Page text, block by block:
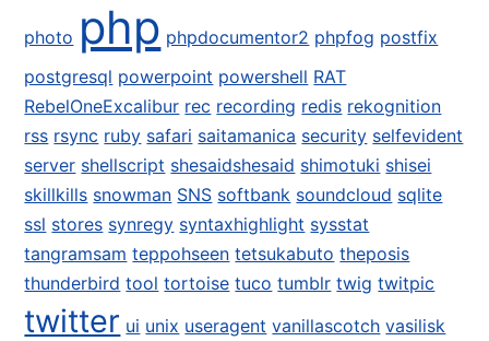
photo php phpdocumentor2 phpfog postfix
postgresql powerpoint powershell RAT
RebelOneExcalibur rec recording redis rekognition
rss rsync ruby safari saitamanica security selfevident
server shellscript shesaidshesaid shimotuki shisei
skillkills snowman SNS softbank soundcloud sqlite
ssl stores synregy syntaxhighlight sysstat
tangramsam teppohseen tetsukabuto theposis
thunderbird tool tortoise tuco tumblr twig twitpic
twitter ui unix useragent vanillascotch vasilisk